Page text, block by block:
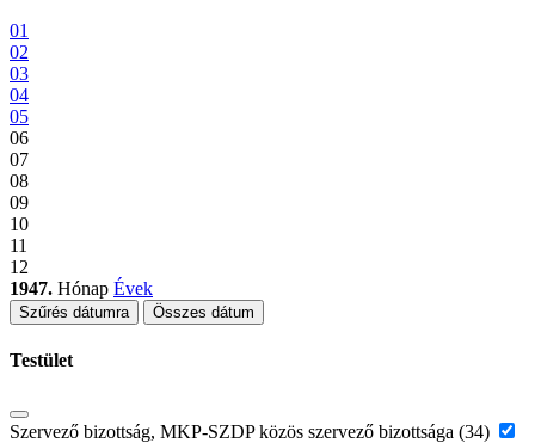
01
02
03
04
05
06
07
08
09
10
11
12
1947. Hónap Évek
Szűrés dátumra Összes dátum
Testület
Szervező bizottság, MKP-SZDP közös szervező bizottsága (34)